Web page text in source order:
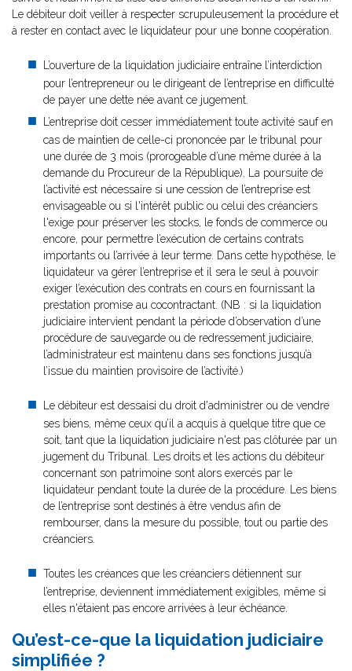
Le débiteur doit veiller à respecter scrupuleusement la procédure et
à rester en contact avec le liquidateur pour une bonne coopération.
L’ouverture de la liquidation judiciaire entraîne l’interdiction
pour l’entrepreneur ou le dirigeant de l’entreprise en difficulté
de payer une dette née avant ce jugement.
L’entreprise doit cesser immédiatement toute activité sauf en
cas de maintien de celle-ci prononcée par le tribunal pour
une durée de 3 mois (prorogeable d’une même durée à la
demande du Procureur de la République). La poursuite de
l’activité est nécessaire si une cession de l’entreprise est
envisageable ou si l'intérêt public ou celui des créanciers
l'exige pour préserver les stocks, le fonds de commerce ou
encore, pour permettre l’exécution de certains contrats
importants ou l’arrivée à leur terme. Dans cette hypothèse, le
liquidateur va gérer l’entreprise et il sera le seul à pouvoir
exiger l’exécution des contrats en cours en fournissant la
prestation promise au cocontractant. (NB : si la liquidation
judiciaire intervient pendant la période d’observation d’une
procédure de sauvegarde ou de redressement judiciaire,
l’administrateur est maintenu dans ses fonctions jusqu’à
l’issue du maintien provisoire de l’activité.)
Le débiteur est dessaisi du droit d'administrer ou de vendre
ses biens, même ceux qu’il a acquis à quelque titre que ce
soit, tant que la liquidation judiciaire n'est pas clôturée par un
jugement du Tribunal. Les droits et les actions du débiteur
concernant son patrimoine sont alors exercés par le
liquidateur pendant toute la durée de la procédure. Les biens
de l’entreprise sont destinés à être vendus afin de
rembourser, dans la mesure du possible, tout ou partie des
créanciers.
Toutes les créances que les créanciers détiennent sur
l’entreprise, deviennent immédiatement exigibles, même si
elles n'étaient pas encore arrivées à leur échéance.
Qu’est-ce-que la liquidation judiciaire
simplifiée ?